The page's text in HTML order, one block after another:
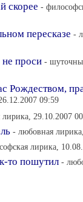
скорее -
пересказе -
не проси -
Рождеством,
09:59
29.10.2007
- любовная
лирика,
то пошутил -